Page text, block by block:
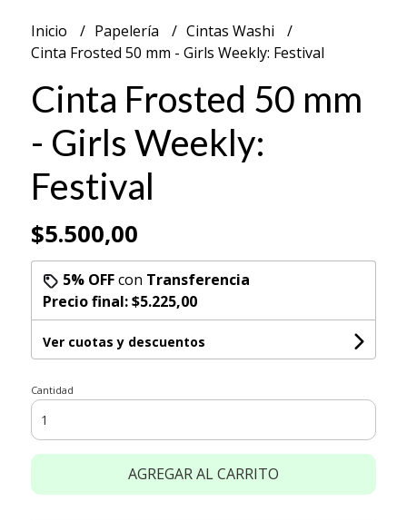
Inicio Papelería
Cintas Washi
Cinta Frosted 50 mm - Girls Weekly: Festival
Cinta Frosted 50 mm
- Girls Weekly:
Festival
$5.500,00
5% OFFcon Transferencia
Precio final:$5.225,00
Ver cuotas y descuentos
Cantidad
AGREGAR AL CARRITO